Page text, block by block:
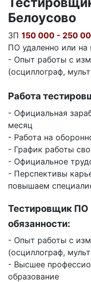
Белоусово
ЗП 150 000 - 250
ПО удаленно или на
- Опыт работы с
(осциллограф,
Работа
- Официальная
месяц
- Работа на
- График работы
- Официальное
- Перспективы
повышаем
Тестировщик ПО
обязанности:
- Опыт работы с
(осциллограф,
- Высшее
образование